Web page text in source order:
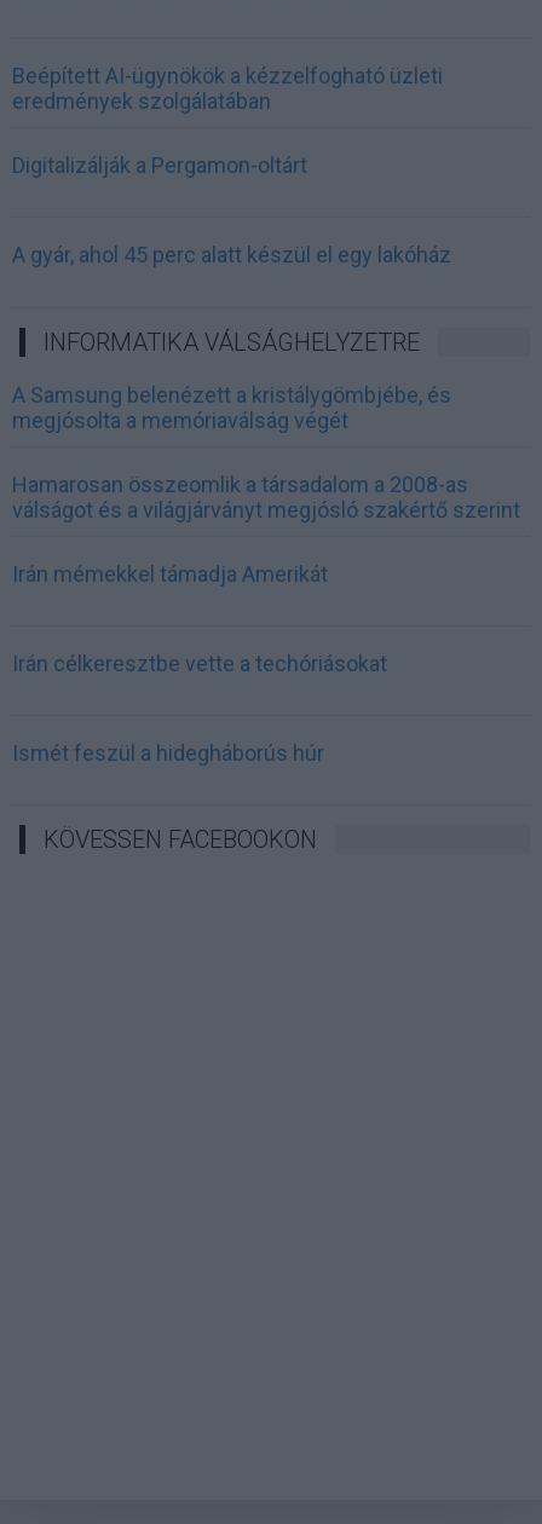
Beépített AI-ügynökök a kézzelfogható üzleti
eredmények szolgálatában
Digitalizálják a Pergamon-oltárt
A gyár, ahol 45 perc alatt készül el egy lakóház
INFORMATIKA VÁLSÁGHELYZETRE
A Samsung belenézett a kristálygömbjébe, és
megjósolta a memóriaválság végét
Hamarosan összeomlik a társadalom a 2008-as
válságot és a világjárványt megjósló szakértő szerint
Irán mémekkel támadja Amerikát
Irán célkeresztbe vette a techóriásokat
Ismét feszül a hidegháborús húr
KÖVESSEN FACEBOOKON